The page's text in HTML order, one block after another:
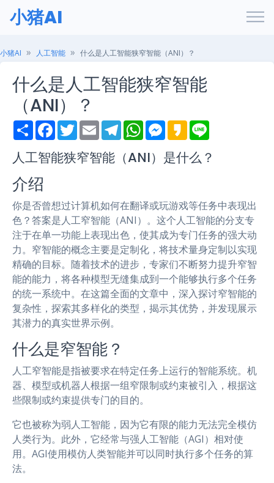
小猪AI
小猪AI 人工智能 什么是人工智能狭窄智能（ANI）？
什么是人工智能狭窄智能
（ANI）？
S
h
r
e
F
a
e
b
T
w
t
t
E
m
i
l
T
e
e
g
W
h
t
s
M
e
s
e
r
K
a
a
o
e
人工智能狭窄智能（ANI）是什么？
介绍
你是否曾想过计算机如何在翻译或玩游戏等任务中表现出
色？答案是人工窄智能（ANI）。这个人工智能的分支专
注于在单一功能上表现出色，使其成为专门任务的强大动
力。窄智能的概念主要是定制化，将技术量身定制以实现
精确的目标。随着技术的进步，专家们不断努力提升窄智
能的能力，将各种模型无缝集成到一个能够执行多个任务
的统一系统中。在这篇全面的文章中，深入探讨窄智能的
复杂性，探索其多样化的类型，揭示其优势，并发现展示
其潜力的真实世界示例。
什么是窄智能？
人工窄智能是指被要求在特定任务上运行的智能系统。机
器、模型或机器人根据一组窄限制或约束被引入，根据这
些限制或约束提供专门的目的。
它也被称为弱人工智能，因为它有限的能力无法完全模仿
人类行为。此外，它经常与强人工智能（AGI）相对使
用。AGI使用模仿人类智能并可以同时执行多个任务的算
法。